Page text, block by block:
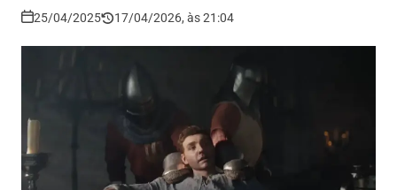
25/04/2025 17/04/2026, às 21:04